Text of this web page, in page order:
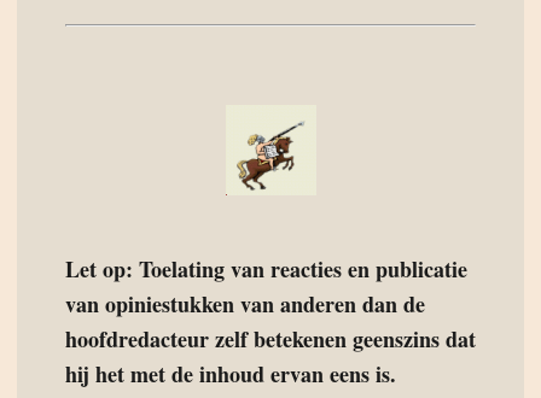
Let op: Toelating van reacties en publicatie
van opiniestukken van anderen dan de
hoofdredacteur zelf betekenen geenszins dat
hij het met de inhoud ervan eens is.